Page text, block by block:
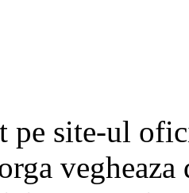
pe site-ul